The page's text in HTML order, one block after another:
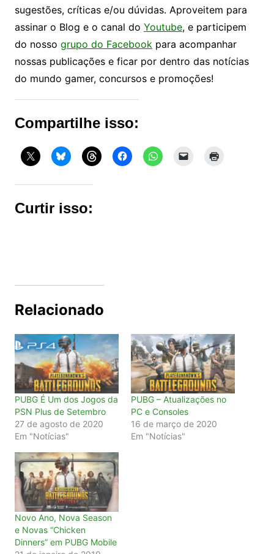
sugestões, críticas e/ou dúvidas. Aproveitem para
assinar o Blog e o canal do Youtube, e participem
do nosso grupo do Facebookpara acompanhar
nossas publicações e ficar por dentro das notícias
do mundo gamer, concursos e promoções!
Compartilhe isso:
Curtir isso:
Relacionado
PUBG É Um dos Jogos da
PSN Plus de Setembro
27 de agosto de 2020
Em "Notícias"
PUBG – Atualizações no
PC e Consoles
16 de março de 2020
Em "Notícias"
Novo Ano, Nova Season
e Novas “Chicken
Dinners” em PUBG Mobile